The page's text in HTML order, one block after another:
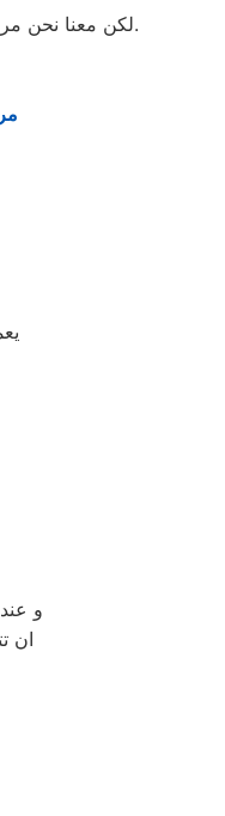
لكن معنا نحن مراكز صيانة دايو عمارات العبور المعتمد يمكنكم الحصول علي خدمات الصيانة للاجهزة المنزلية دايو بقطع غيار أصلية وبشهادة ضمان معتمدة من مركز صيانة دايو المعتمد.
و
ان